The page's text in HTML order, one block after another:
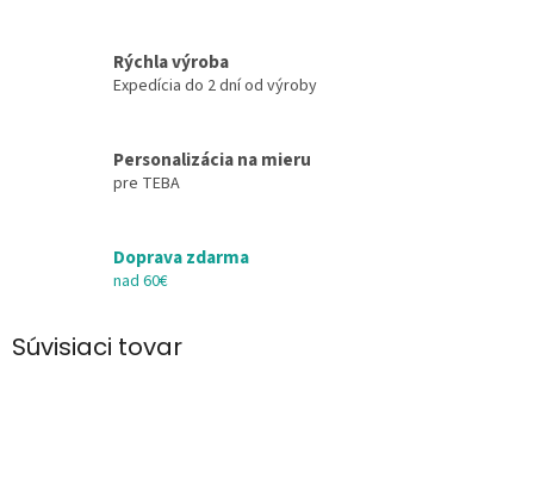
Rýchla výroba
Expedícia do 2 dní od výroby
Personalizácia na mieru
pre TEBA
Doprava zdarma
nad 60€
Súvisiaci tovar